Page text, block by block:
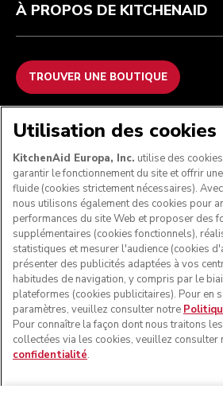
À PROPOS DE KITCHENAID
TROUVER UNE BOUTIQUE
NOUS
SUIVEZ-NOUS
Utilisation des cookies
KitchenAid Europa, Inc. utilise des
garantir le fonctionnement du site et offrir
fluide (cookies strictement nécessaires).
nous utilisons également des cookies pour
performances du site Web et proposer des
supplémentaires (cookies fonctionnels),
statistiques et mesurer l'audience (cookies
présenter des publicités adaptées à vos
habitudes de navigation, y compris par le
plateformes (cookies publicitaires). Pour en
paramètres, veuillez consulter notre
Pour connaître la façon dont nous traitons
collectées via les cookies, veuillez consulter
confidentialité.